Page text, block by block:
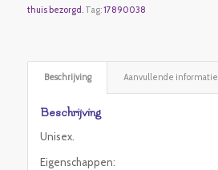
thuis bezorgd. Tag:17890038
Beschrijving Aanvullende informatie
Beschrijving
Unisex.
Eigenschappen: